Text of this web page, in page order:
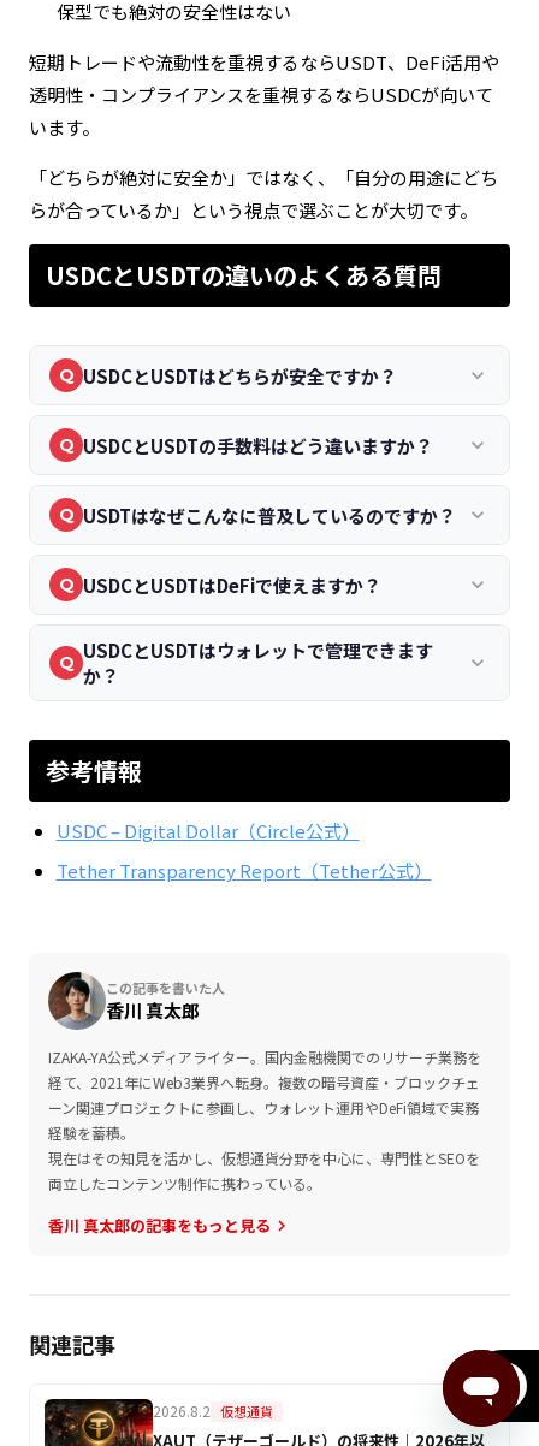
保型でも絶対の安全性はない
短期トレードや流動性を重視するならUSDT、DeFi活用や
透明性・コンプライアンスを重視するならUSDCが向いて
います。
「どちらが絶対に安全か」ではなく、「自分の用途にどち
らが合っているか」という視点で選ぶことが大切です。
USDCとUSDTの違いのよくある質問
Q USDCとUSDTはどちらが安全ですか？ keyboard_arrow_down
Q USDCとUSDTの手数料はどう違いますか？ keyboard_arrow_down
Q USDTはなぜこんなに普及しているのですか？ keyboard_arrow_down
Q USDCとUSDTはDeFiで使えますか？ keyboard_arrow_down
Q USDCとUSDTはウォレットで管理できます
か？
keyboard_arrow_down
参考情報
USDC – Digital Dollar（Circle公式）
Tether Transparency Report（Tether公式）
この記事を書いた人
香川 真太郎
IZAKA-YA公式メディアライター。国内金融機関でのリサーチ業務を
経て、2021年にWeb3業界へ転身。複数の暗号資産・ブロックチェ
ーン関連プロジェクトに参画し、ウォレット運用やDeFi領域で実務
経験を蓄積。
現在はその知見を活かし、仮想通貨分野を中心に、専門性とSEOを
両立したコンテンツ制作に携わっている。
香川 真太郎の記事をもっと見る keyboard_arrow_right
関連記事
2026.8.2 仮想通貨
XAUT（テザーゴールド）の将来性｜2026年以
menu